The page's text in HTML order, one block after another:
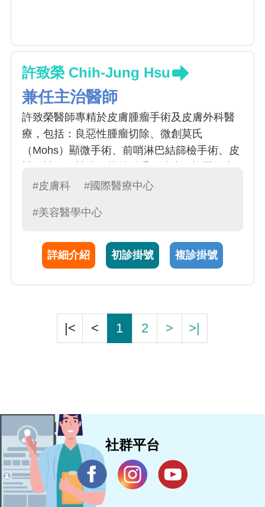
許致榮 Chih-Jung Hsu
兼任主治醫師
許致榮醫師專精於皮膚腫瘤手術及皮膚外科醫
療，包括：良惡性腫瘤切除、微創莫氏
（Mohs）顯微手術、前哨淋巴結篩檢手術、皮
擅長於各種微創美容手術與光電雷射醫療；包
創微波狐臭治療、微創雷射囊腫摘除術、微創
斑、微血管擴張及血管瘤雷射治療、脈衝光回
春治療、無創3TO趾甲矯正治療。
#皮膚科 #國際醫療中心
#美容醫學中心
詳細介紹 初診掛號 複診掛號
|< < 1 2 > >|
社群平台